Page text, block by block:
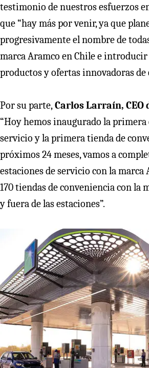
testimonio de nuestros esfuerzos
que “hay más por venir, ya que
progresivamente el nombre de
marca Aramco en Chile e
productos y ofertas innovadoras de
Por su parte, Carlos Larraín, CEO
“Hoy hemos inaugurado la primera
servicio y la primera tienda de
próximos 24 meses, vamos a
estaciones de servicio con la marca
170 tiendas de conveniencia con la
y fuera de las estaciones”.